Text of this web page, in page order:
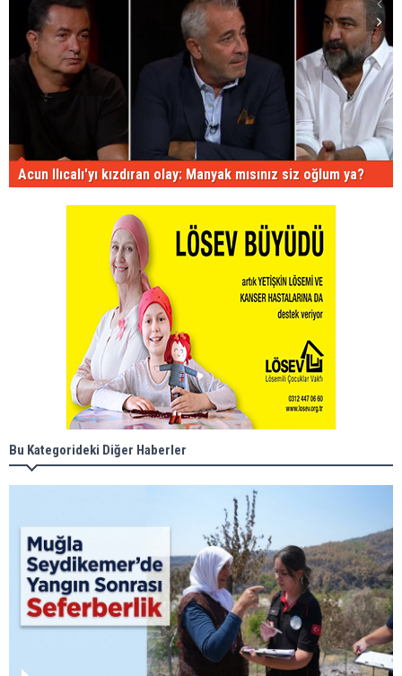
Acun Ilıcalı'yı kızdıran olay: Manyak mısınız siz oğlum ya?
Bu Kategorideki Diğer Haberler